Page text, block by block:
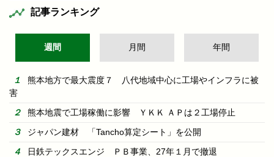
記事ランキング
週間 月間 年間
熊本地方で最大震度７ 八代地域中心に工場やインフラに被
害
熊本地震で工場稼働に影響 ＹＫＫ ＡＰは２工場停止
ジャパン建材 「Tancho算定シート」を公開
日鉄テックスエンジ ＰＢ事業、27年１月で撤退